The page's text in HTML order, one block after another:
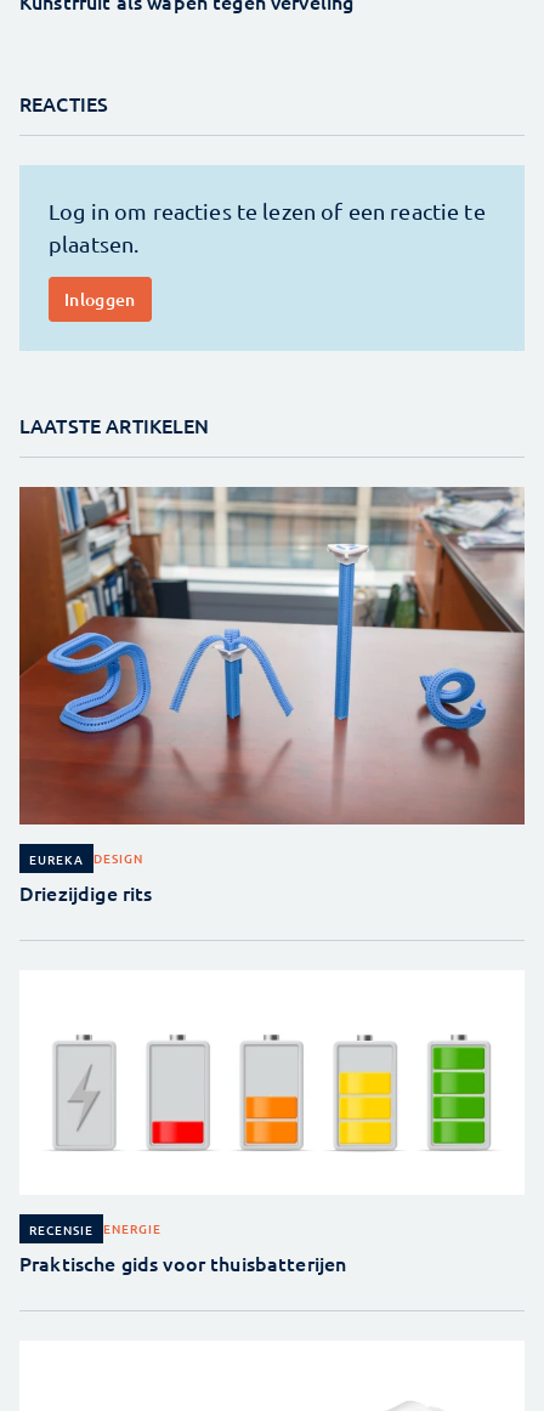
REACTIES
LAATSTE ARTIKELEN
EUREKA DESIGN
Driezijdige rits
RECENSIE ENERGIE
Praktische gids voor thuisbatterijen